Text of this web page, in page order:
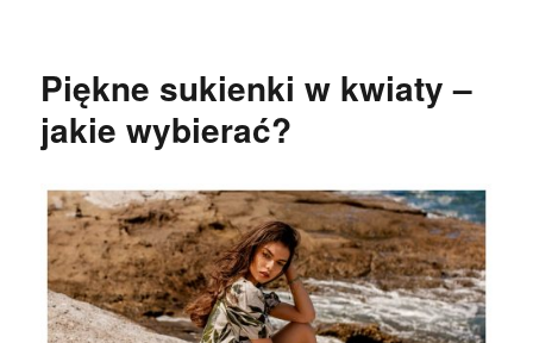
Piękne sukienki w kwiaty –
jakie wybierać?